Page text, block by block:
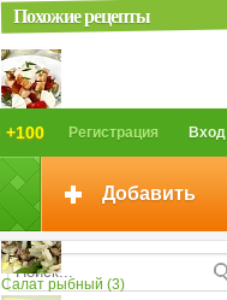
Вход
Регистрация
+100
Добавить
Похожие рецепты
Салат рыбный
Салат рыбный (3)